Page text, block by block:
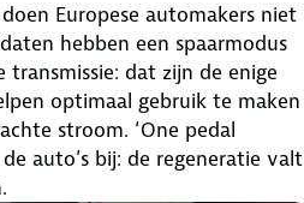
Europese automakers niet
hebben een spaarmodus
transmissie: dat zijn de enige
optimaal gebruik te maken
stroom. ‘One pedal
auto’s bij: de regeneratie valt